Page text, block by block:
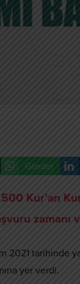
Gönder
Kur’an
tarihinde
yer verdi.